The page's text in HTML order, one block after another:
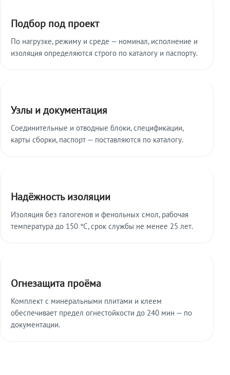
Подбор под проект
По нагрузке, режиму и среде — номинал, исполнение и
изоляция определяются строго по каталогу и паспорту.
Узлы и документация
Соединительные и отводные блоки, спецификации,
карты сборки, паспорт — поставляются по каталогу.
Надёжность изоляции
Изоляция без галогенов и фенольных смол, рабочая
температура до 150 °C, срок службы не менее 25 лет.
Огнезащита проёма
Комплект с минеральными плитами и клеем
обеспечивает предел огнестойкости до 240 мин — по
документации.